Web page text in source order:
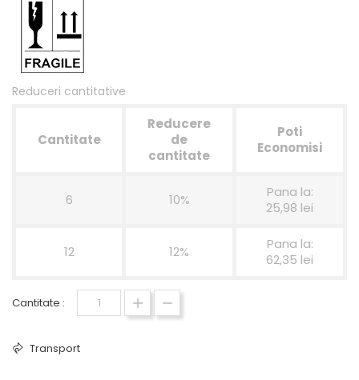
Reduceri cantitative
Cantitate
Reducere
de
cantitate
Poti
Economisi
6 10%
Pana la:
25,98 lei
12 12%
Pana la:
62,35 lei
Cantitate :
Transport